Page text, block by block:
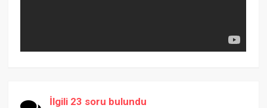
İlgili 23 soru bulundu